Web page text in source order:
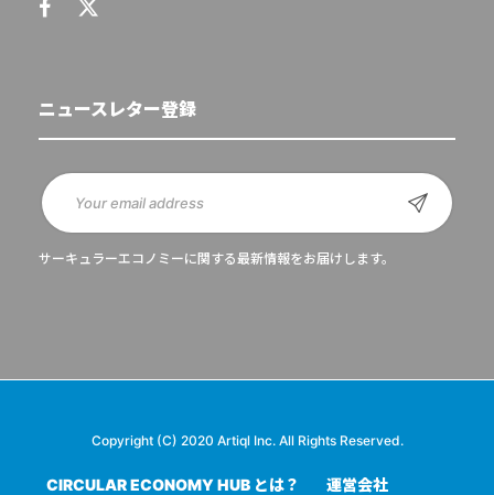
ニュースレター登録
サーキュラーエコノミーに関する最新情報をお届けします。
Copyright (C) 2020 Artiql Inc. All Rights Reserved.
CIRCULAR ECONOMY HUB とは？ 運営会社